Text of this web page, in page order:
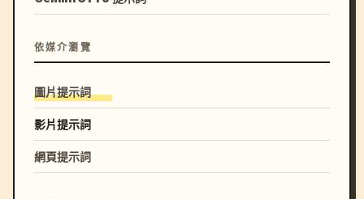
依媒介瀏覽
圖片提示詞
影片提示詞
網頁提示詞